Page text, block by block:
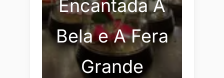
Encantada A
Bela e A Fera
Grande